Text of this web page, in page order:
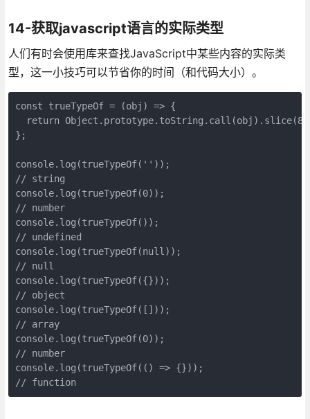
14-获取javascript语言的实际类型
人们有时会使用库来查找JavaScript中某些内容的实际类
型，这一小技巧可以节省你的时间（和代码大小）。
const trueTypeOf = (obj) => {
return
};
console.log(trueTypeOf(''));
// string
console.log(trueTypeOf(0));
// number
console.log(trueTypeOf());
// undefined
console.log(trueTypeOf(null));
// null
console.log(trueTypeOf({}));
// object
console.log(trueTypeOf([]));
// array
console.log(trueTypeOf(0));
// number
console.log(trueTypeOf(() => {}));
// function